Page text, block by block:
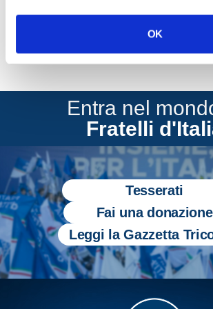
OK
Entra nel
Fratelli
Tesserati
Fai una donazione
Leggi la Gazzetta